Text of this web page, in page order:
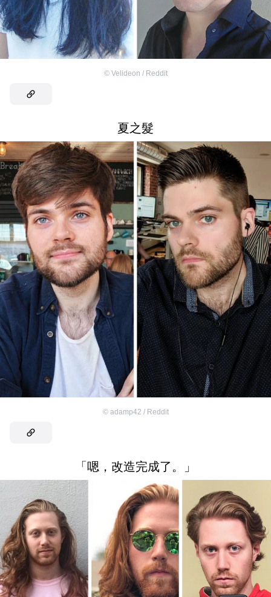
© Velideon / Reddit
夏之髮
© adamp42 / Reddit
「嗯，改造完成了。」